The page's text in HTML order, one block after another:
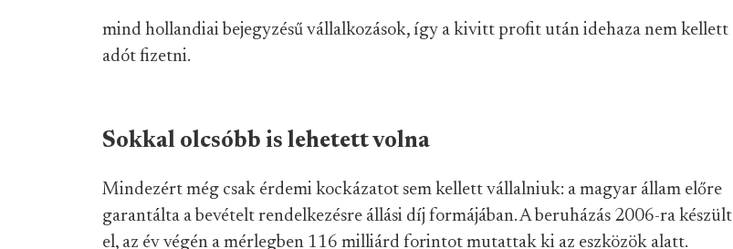
mind hollandiai bejegyzésű vállalkozások, így a kivitt profit után idehaza nem kellett
adót fizetni.
Sokkal olcsóbb is lehetett volna
Mindezért még csak érdemi kockázatot sem kellett vállalniuk: a magyar állam előre
garantálta a bevételt rendelkezésre állási díj formájában. A beruházás 2006-ra készült
el, az év végén a mérlegben 116 milliárd forintot mutattak ki az eszközök alatt.